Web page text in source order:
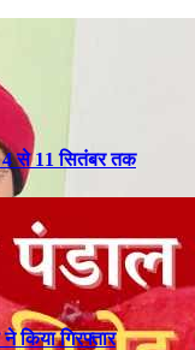
4 से 11 सितंबर तक
किया गिरफ्तार